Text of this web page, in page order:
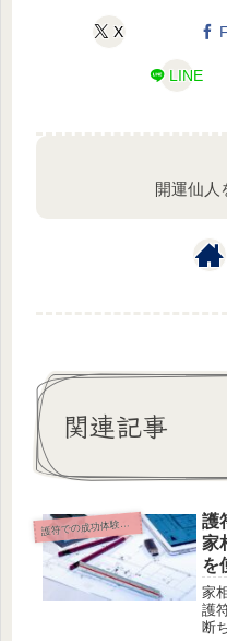
X
LINE
開運仙人
関連記事
護符での成功体験シリーズ
護
家
を
家
護
断